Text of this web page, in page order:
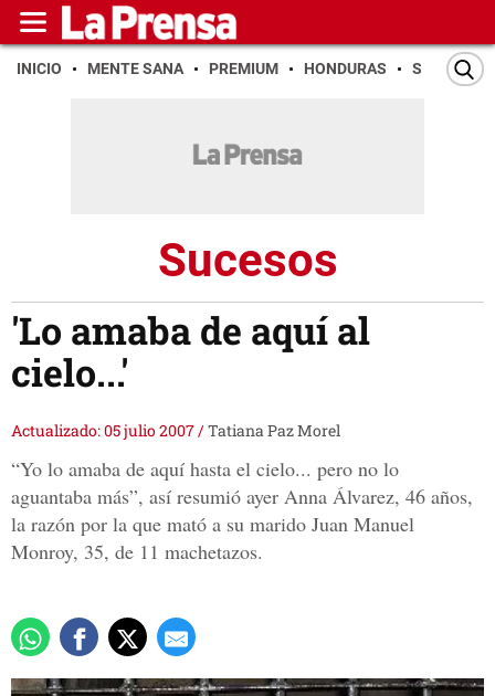
INICIO MENTE SANA PREMIUM HONDURAS SAN PEDRO
Sucesos
'Lo amaba de aquí al
cielo...'
Actualizado: 05 julio 2007/Tatiana Paz Morel
“Yo lo amaba de aquí hasta el cielo... pero no lo
aguantaba más”, así resumió ayer Anna Álvarez, 46 años,
la razón por la que mató a su marido Juan Manuel
Monroy, 35, de 11 machetazos.